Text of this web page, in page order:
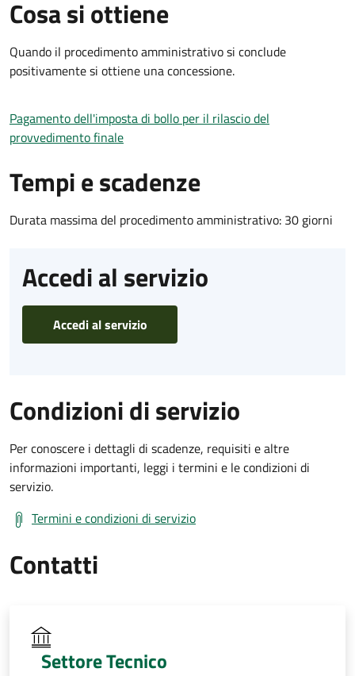
Cosa si ottiene
Quando il procedimento amministrativo si conclude
positivamente si ottiene una concessione.
Pagamento dell'imposta di bollo per il rilascio del
provvedimento finale
Tempi e scadenze
Durata massima del procedimento amministrativo: 30 giorni
Accedi al servizio
Accedi al servizio
Condizioni di servizio
Per conoscere i dettagli di scadenze, requisiti e altre
informazioni importanti, leggi i termini e le condizioni di
servizio.
Termini e condizioni di servizio
Contatti
Settore Tecnico